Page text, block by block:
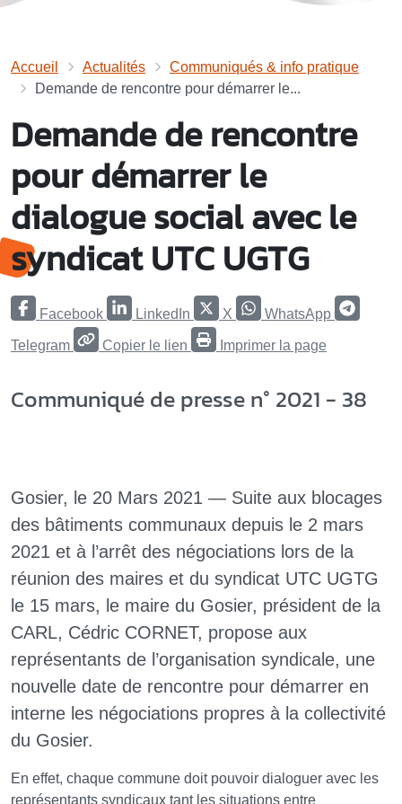
Accueil Actualités
Communiqués & info pratique
Demande de rencontre pour démarrer le...
Demande de rencontre
pour démarrer le
dialogue social avec le
syndicat UTC UGTG
Facebook LinkedIn X WhatsApp
Telegram Copier le lien Imprimer la page
Communiqué de presse n° 2021 - 38
Gosier, le 20 Mars 2021 — Suite aux blocages
des bâtiments communaux depuis le 2 mars
2021 et à l’arrêt des négociations lors de la
réunion des maires et du syndicat UTC UGTG
le 15 mars, le maire du Gosier, président de la
CARL, Cédric CORNET, propose aux
représentants de l’organisation syndicale, une
nouvelle date de rencontre pour démarrer en
interne les négociations propres à la collectivité
du Gosier.
En effet, chaque commune doit pouvoir dialoguer avec les
représentants syndicaux tant les situations entre